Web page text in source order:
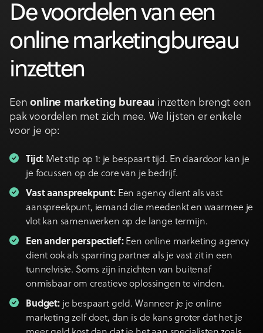
De voordelen van een
online marketingbureau
inzetten
Eenonline marketing bureau inzetten brengt een
pak voordelen met zich mee. We lijsten er enkele
voor je op:
Tijd: Met stip op 1: je bespaart tijd. En daardoor kan je
je focussen op de core van je bedrijf.
Vast aanspreekpunt: Een agency dient als vast
aanspreekpunt, iemand die meedenkt en waarmee je
vlot kan samenwerken op de lange termijn.
Een ander perspectief: Een online marketing agency
dient ook als sparring partner als je vast zit in een
tunnelvisie. Soms zijn inzichten van buitenaf
onmisbaar om creatieve oplossingen te vinden.
Budget: je bespaart geld. Wanneer je je online
marketing zelf doet, dan is de kans groter dat het je